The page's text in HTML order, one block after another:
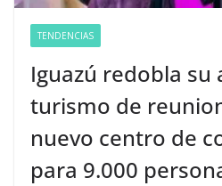
TENDENCIAS
Iguazú redobla su
turismo de
nuevo centro de
para 9.000